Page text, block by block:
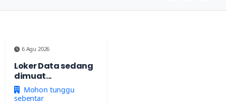
6 Agu 2026
Loker Data sedang
dimuat...
Mohon tunggu
sebentar